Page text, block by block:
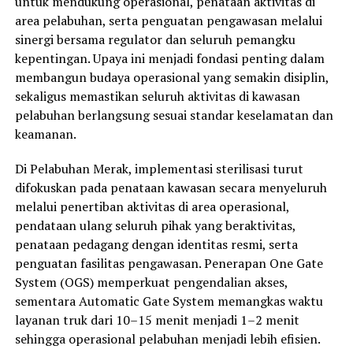
area pelabuhan, serta penguatan pengawasan melalui
sinergi bersama regulator dan seluruh pemangku
kepentingan. Upaya ini menjadi fondasi penting dalam
membangun budaya operasional yang semakin disiplin,
sekaligus memastikan seluruh aktivitas di kawasan
pelabuhan berlangsung sesuai standar keselamatan dan
keamanan.
Di Pelabuhan Merak, implementasi sterilisasi turut
difokuskan pada penataan kawasan secara menyeluruh
melalui penertiban aktivitas di area operasional,
pendataan ulang seluruh pihak yang beraktivitas,
penataan pedagang dengan identitas resmi, serta
penguatan fasilitas pengawasan. Penerapan One Gate
System (OGS) memperkuat pengendalian akses,
sementara Automatic Gate System memangkas waktu
layanan truk dari 10–15 menit menjadi 1–2 menit
sehingga operasional pelabuhan menjadi lebih efisien.